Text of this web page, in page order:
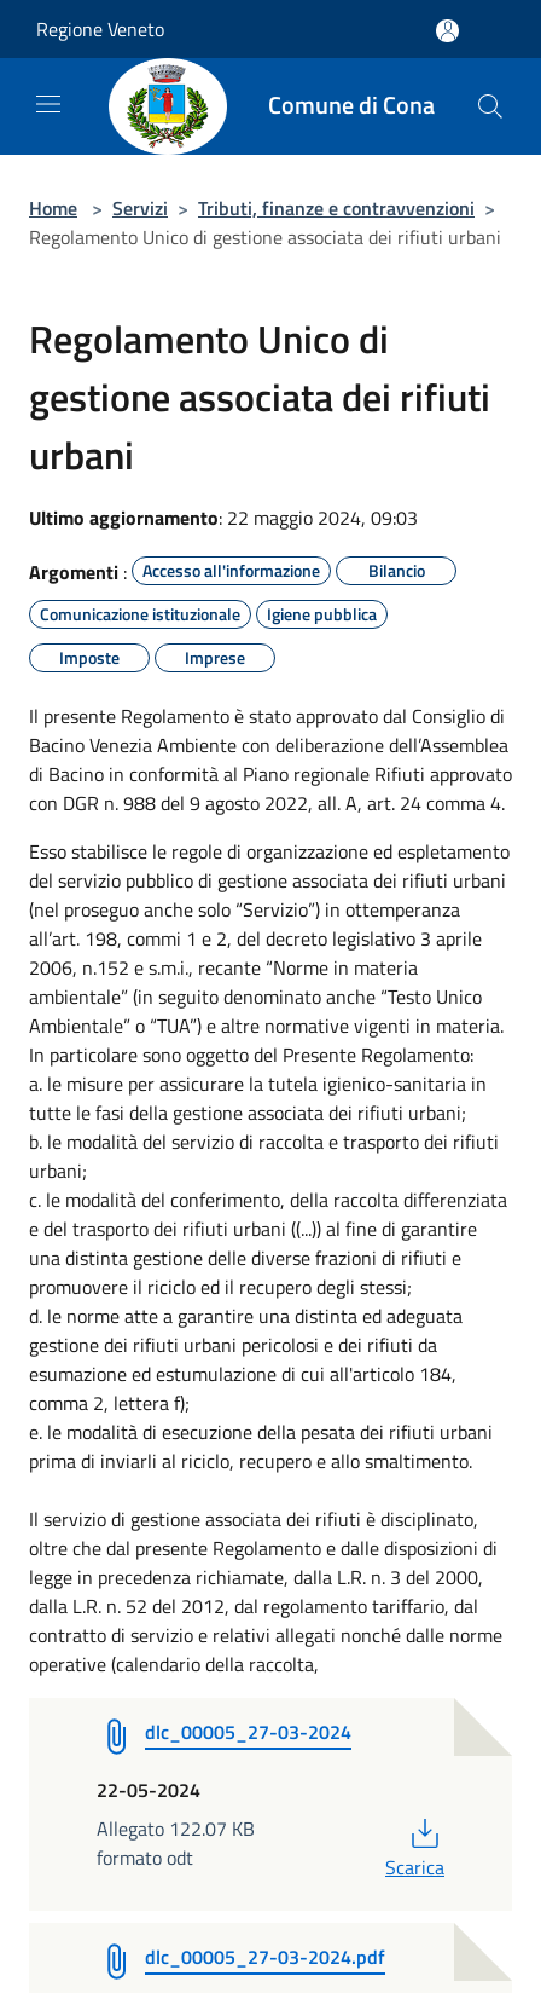
Regione Veneto
Comune di Cona
Home > Servizi > Tributi, finanze e contravvenzioni >
Regolamento Unico di gestione associata dei rifiuti urbani
Regolamento Unico di
gestione associata dei rifiuti
urbani
Ultimo aggiornamento: 22 maggio 2024, 09:03
Argomenti : Accesso all'informazione
Bilancio
Comunicazione istituzionale
Igiene pubblica
Imposte
Imprese
Il presente Regolamento è stato approvato dal Consiglio di
Bacino Venezia Ambiente con deliberazione dell’Assemblea
di Bacino in conformità al Piano regionale Rifiuti approvato
con DGR n. 988 del 9 agosto 2022, all. A, art. 24 comma 4.
Esso stabilisce le regole di organizzazione ed espletamento
del servizio pubblico di gestione associata dei rifiuti urbani
(nel proseguo anche solo “Servizio”) in ottemperanza
all’art. 198, commi 1 e 2, del decreto legislativo 3 aprile
2006, n.152 e s.m.i., recante “Norme in materia
ambientale” (in seguito denominato anche “Testo Unico
Ambientale” o “TUA”) e altre normative vigenti in materia.
In particolare sono oggetto del Presente Regolamento:
a. le misure per assicurare la tutela igienico-sanitaria in
tutte le fasi della gestione associata dei rifiuti urbani;
b. le modalità del servizio di raccolta e trasporto dei rifiuti
urbani;
c. le modalità del conferimento, della raccolta differenziata
e del trasporto dei rifiuti urbani ((...)) al fine di garantire
una distinta gestione delle diverse frazioni di rifiuti e
promuovere il riciclo ed il recupero degli stessi;
d. le norme atte a garantire una distinta ed adeguata
gestione dei rifiuti urbani pericolosi e dei rifiuti da
esumazione ed estumulazione di cui all'articolo 184,
comma 2, lettera f);
e. le modalità di esecuzione della pesata dei rifiuti urbani
prima di inviarli al riciclo, recupero e allo smaltimento.
Il servizio di gestione associata dei rifiuti è disciplinato,
oltre che dal presente Regolamento e dalle disposizioni di
legge in precedenza richiamate, dalla L.R. n. 3 del 2000,
dalla L.R. n. 52 del 2012, dal regolamento tariffario, dal
contratto di servizio e relativi allegati nonché dalle norme
operative (calendario della raccolta,
dlc_00005_27-03-2024
22-05-2024
Allegato 122.07 KB
formato odt
Scarica
dlc_00005_27-03-2024.pdf